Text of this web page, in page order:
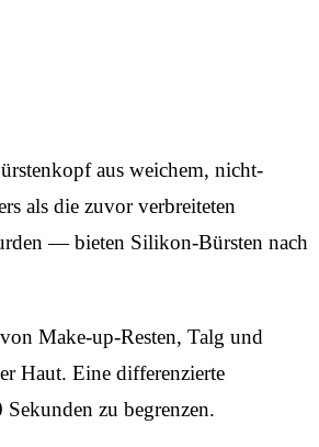
aus weichem, nicht-
als die zuvor verbreiteten
— bieten Silikon-Bürsten nach
Make-up-Resten, Talg und
Haut. Eine differenzierte
zu begrenzen.